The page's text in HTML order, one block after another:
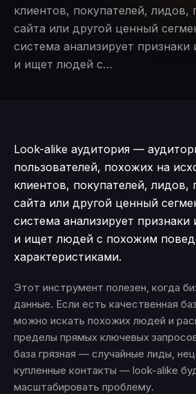
клиентов, покупателей, лидов,
сайта или другой ценный
система анализирует
и ищет людей с…
Look-alike аудитория —
пользователей, похожих на
клиентов, покупателей, лидов,
сайта или другой ценный
система анализирует
и ищет людей с похожим
характеристиками.
Этот инструмент полезен, когда
данные. Если есть качественная
можно искать похожих людей и
пределы прямых ключевых
база грязная — случайные лиды,
купленные контакты — look-alike
масштабировать проблему.